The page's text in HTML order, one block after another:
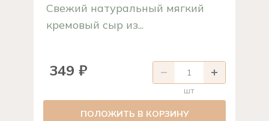
Свежий натуральный мягкий
кремовый сыр из...
349 ₽
шт
ПОЛОЖИТЬ В КОРЗИНУ